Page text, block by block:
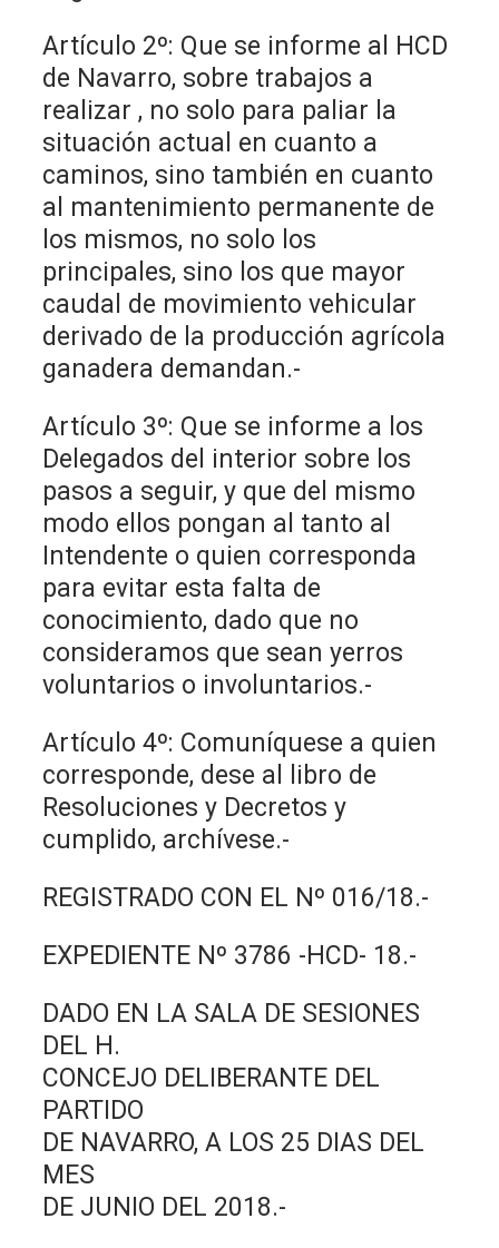
Artículo 2º: Que se informe al HCD
de Navarro, sobre trabajos a
realizar , no solo para paliar la
situación actual en cuanto a
caminos, sino también en cuanto
al mantenimiento permanente de
los mismos, no solo los
principales, sino los que mayor
caudal de movimiento vehicular
derivado de la producción agrícola
ganadera demandan.-
Artículo 3º: Que se informe a los
Delegados del interior sobre los
pasos a seguir, y que del mismo
modo ellos pongan al tanto al
Intendente o quien corresponda
para evitar esta falta de
conocimiento, dado que no
consideramos que sean yerros
voluntarios o involuntarios.-
Artículo 4º: Comuníquese a quien
corresponde, dese al libro de
Resoluciones y Decretos y
cumplido, archívese.-
REGISTRADO CON EL Nº 016/18.-
EXPEDIENTE Nº 3786 -HCD- 18.-
DADO EN LA SALA DE SESIONES
DEL H.
CONCEJO DELIBERANTE DEL
PARTIDO
DE NAVARRO, A LOS 25 DIAS DEL
MES
DE JUNIO DEL 2018.-